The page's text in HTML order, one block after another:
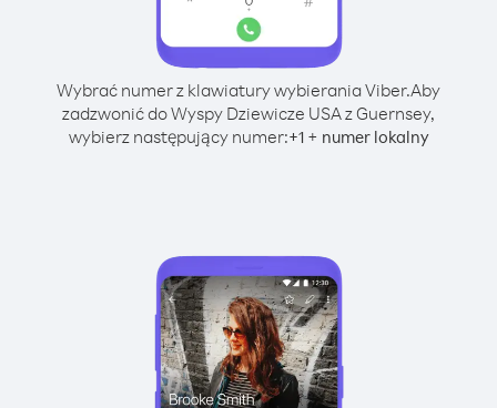
Wybrać numer z klawiatury wybierania Viber.Aby
zadzwonić do Wyspy Dziewicze USA z Guernsey,
wybierz następujący numer:+1+ numer lokalny